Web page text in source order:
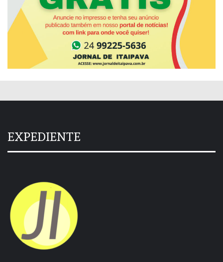
EXPEDIENTE